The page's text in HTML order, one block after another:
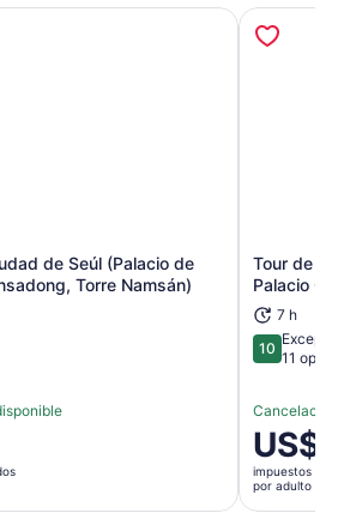
de Seúl (Palacio de
Torre Namsán)
Se abrirá en una nueva pestaña
Tour de
Palacio
7 h
1010 de 10
11
Cancelación
El
precio
es
de
US$
impuestos y
por adulto